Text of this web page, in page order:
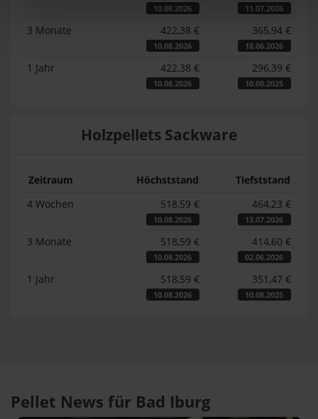
10.08.2026 11.07.2026
3 Monate 422,38 €
10.08.2026
365,94 €
18.06.2026
1 Jahr 422,38 €
10.08.2026
296,39 €
10.08.2025
Holzpellets Sackware
Zeitraum Höchststand
Tiefststand
4 Wochen
518,59 €
10.08.2026
464,23 €
13.07.2026
3 Monate 518,59 €
10.08.2026
414,60 €
02.06.2026
1 Jahr 518,59 €
10.08.2026
351,47 €
10.08.2025
Pellet News für Bad Iburg